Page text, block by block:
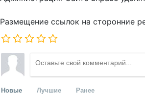
Размещение ссылок на сторонние
Новые Лучшие Ранее